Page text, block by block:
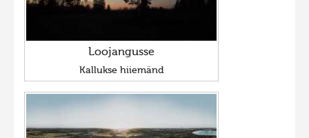
Loojangusse
Kallukse hiiemänd